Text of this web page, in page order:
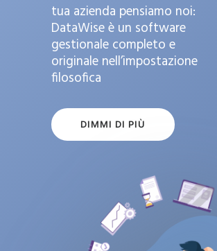
tua azienda pensiamo noi:
DataWise è un software
gestionale completo e
originale nell’impostazione
filosofica
DIMMI DI PIÙ